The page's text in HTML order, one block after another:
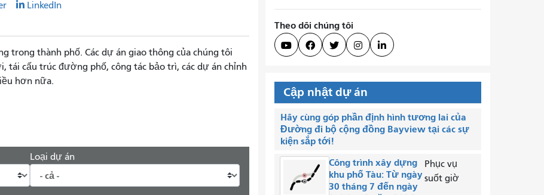
LinkedIn
trong thành phố. Các dự án giao thông của chúng tôi
tái cấu trúc đường phố, công tác bảo trì, các dự án chỉnh
hơn nữa.
Loại dự án
Theo dõi chúng tôi
    
Cập nhật dự án
Hãy cùng góp phần định hình tương lai của
Đường đi bộ cộng đồng Bayview tại các sự
kiện sắp tới!
Công trình xây dựng
khu phố Tàu: Từ ngày
30 tháng 7 đến ngày
Phục vụ
suốt giờ